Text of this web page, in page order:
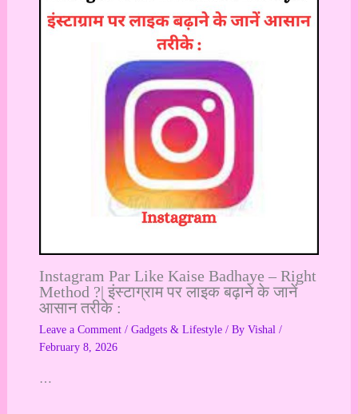
Instagram Par Like Kaise Badhaye – Right
Method ?| इंस्टाग्राम पर लाइक बढ़ाने के जानें
आसान तरीके :
Leave a Comment / Gadgets & Lifestyle/ By Vishal /
February 8, 2026
…